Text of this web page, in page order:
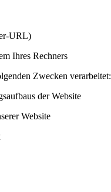
URL)
Ihres Rechners
Zwecken verarbeitet:
der Website
Website